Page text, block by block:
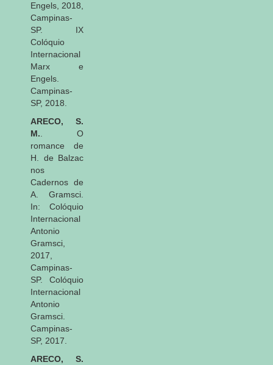
Engels, 2018,
Campinas-
SP. IX
Colóquio
Internacional
Marx e
Engels.
Campinas-
SP, 2018.
ARECO, S.
M. . O
romance de
H. de Balzac
nos
Cadernos de
A. Gramsci.
In: Colóquio
Internacional
Antonio
Gramsci,
2017,
Campinas-
SP. Colóquio
Internacional
Antonio
Gramsci.
Campinas-
SP, 2017.
ARECO, S.